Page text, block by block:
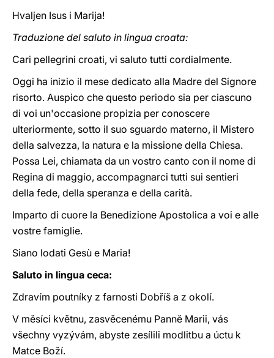
Hvaljen Isus i Marija!
Traduzione del saluto in lingua croata:
Cari pellegrini croati, vi saluto tutti cordialmente.
Oggi ha inizio il mese dedicato alla Madre del Signore
risorto. Auspico che questo periodo sia per ciascuno
di voi un'occasione propizia per conoscere
ulteriormente, sotto il suo sguardo materno, il Mistero
della salvezza, la natura e la missione della Chiesa.
Possa Lei, chiamata da un vostro canto con il nome di
Regina di maggio, accompagnarci tutti sui sentieri
della fede, della speranza e della carità.
Imparto di cuore la Benedizione Apostolica a voi e alle
vostre famiglie.
Siano lodati Gesù e Maria!
Saluto in lingua ceca:
Zdravím poutníky z farnosti Dobříš a z okolí.
V měsíci květnu, zasvěcenému Panně Marii, vás
všechny vyzývám, abyste zesílili modlitbu a úctu k
Matce Boží.